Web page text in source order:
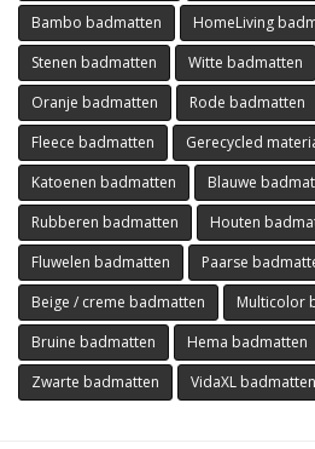
Bambo badmatten
HomeLiving
Stenen badmatten
Witte badmatten
Oranje badmatten
Rode badmatten
Fleece badmatten
Gerecycled
Katoenen badmatten
Blauwe
Rubberen badmatten
Houten
Fluwelen badmatten
Paarse
Beige / creme badmatten
Multicolor
Bruine badmatten
Hema badmatten
Zwarte badmatten
VidaXL badmatten